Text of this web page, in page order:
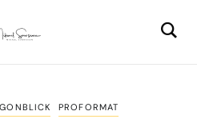
PROFORMAT